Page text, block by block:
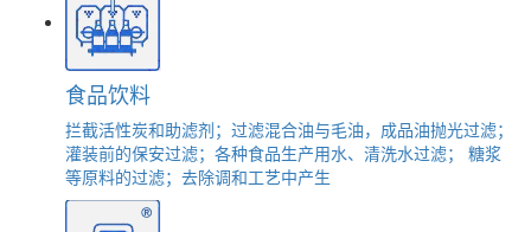
食品饮料
拦截活性炭和助滤剂；过滤混合油与毛油，成品油抛光过滤；
灌装前的保安过滤；各种食品生产用水、清洗水过滤； 糖浆
等原料的过滤；去除调和工艺中产生